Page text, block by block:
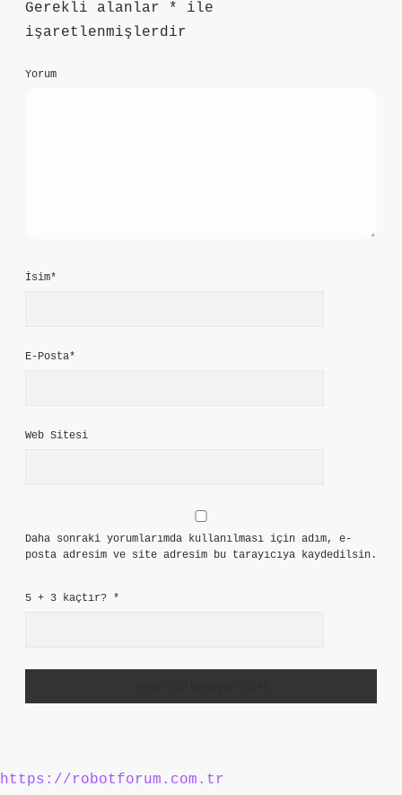
Gerekli alanlar *
ile
işaretlenmişlerdir
Yorum
İsim*
E-Posta*
Web Sitesi
Daha sonraki yorumlarımda kullanılması için adım, e-
posta adresim ve site adresim bu tarayıcıya kaydedilsin.
5 + 3 kaçtır? *
https://robotforum.com.tr